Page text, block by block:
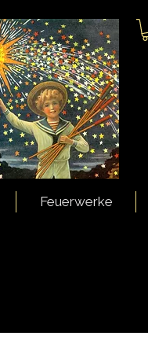
Feuerwerke